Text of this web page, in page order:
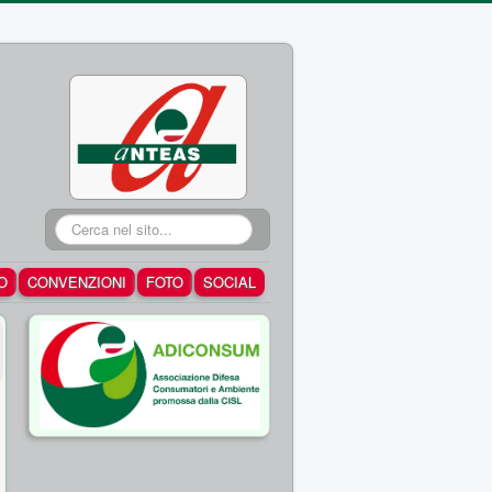
Cerca...
CONVENZIONI FOTO SOCIAL